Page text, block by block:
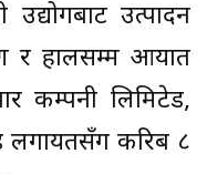
उत्पादन
र हालसम्म आयात
कम्पनी लिमिटेड,
लगायतसँग करिब ८